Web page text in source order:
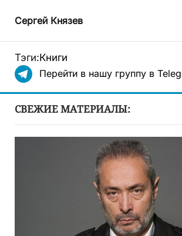
Сергей Князев
Тэги:Книги
Перейти в нашу группу в
СВЕЖИЕ МАТЕРИАЛЫ: